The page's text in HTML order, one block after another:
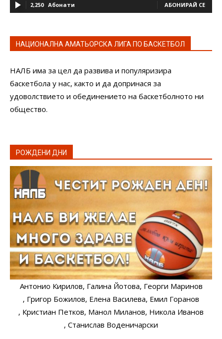
2,250 Абонати АБОНИРАЙ СЕ
НАЦИОНАЛНА АМАТЬОРСКА ЛИГА ПО БАСКЕТБОЛ
НАЛБ има за цел да развива и популяризира
баскетбола у нас, както и да допринася за
удоволствието и обединението на баскетболното ни
общество.
РОЖДЕНИ ДНИ
Антонио Кирилов, Галина Йотова, Георги Маринов
, Григор Божилов, Елена Василева, Емил Горанов
, Кристиан Петков, Манол Миланов, Никола Иванов
, Станислав Воденичарски